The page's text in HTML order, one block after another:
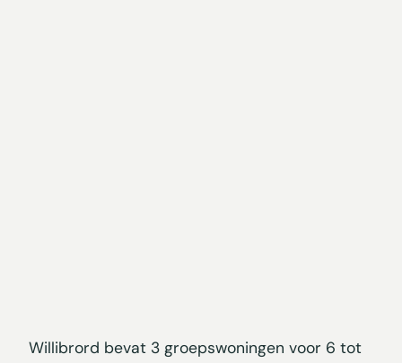
Willibrord bevat 3 groepswoningen voor 6 tot